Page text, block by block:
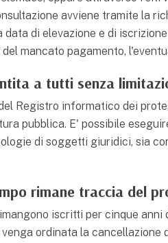
avviene tramite la
data di elevazione e di
mancato pagamento,
a tutti senza
Registro informatico dei
pubblica. E' possibile
di soggetti giuridici, sia
rimane traccia del
iscritti per cinque anni
ordinata la